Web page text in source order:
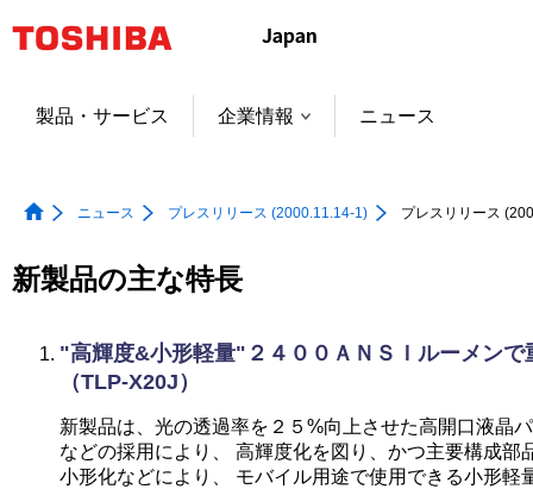
ャ
製品・サービス 企業情報 ニュース
ニュース プレスリリース (2000.11.14-1) プレスリリース
新製品の主な特長
"高輝度&小形軽量"２４００ＡＮＳＩルーメンで
（TLP-X20J）
新製品は、光の透過率を２５%向上させた高開口液晶
などの採用により、 高輝度化を図り、かつ主要構成部
小形化などにより、 モバイル用途で使用できる小形軽